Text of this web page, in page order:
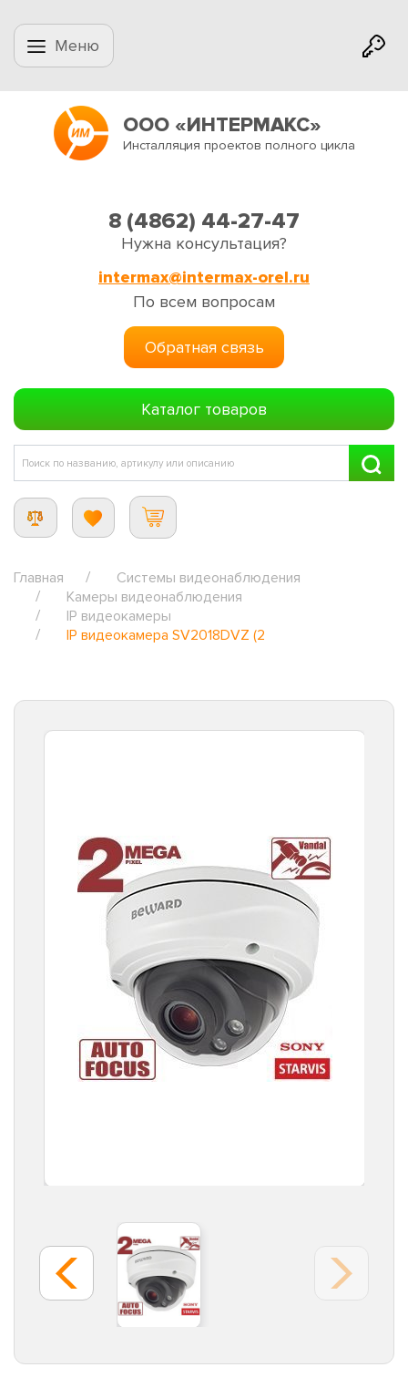
Меню
ООО «ИНТЕРМАКС»
Инсталляция проектов полного цикла
8 (4862) 44-27-47
Нужна консультация?
intermax@intermax-orel.ru
По всем вопросам
Обратная связь
Каталог товаров
Главная
Системы видеонаблюдения
Камеры видеонаблюдения
IP видеокамеры
IP видеокамера SV2018DVZ (2